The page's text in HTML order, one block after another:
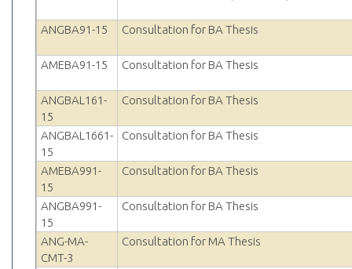
ANGBA91-15 Consultation for BA Thesis
AMEBA91-15 Consultation for BA Thesis
ANGBAL161-
15
Consultation for BA Thesis
ANGBAL1661-
15
Consultation for BA Thesis
AMEBA991-
15
Consultation for BA Thesis
ANGBA991-
15
Consultation for BA Thesis
ANG-MA-
CMT-3
Consultation for MA Thesis